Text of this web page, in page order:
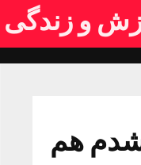
و زندگی
شدم هم